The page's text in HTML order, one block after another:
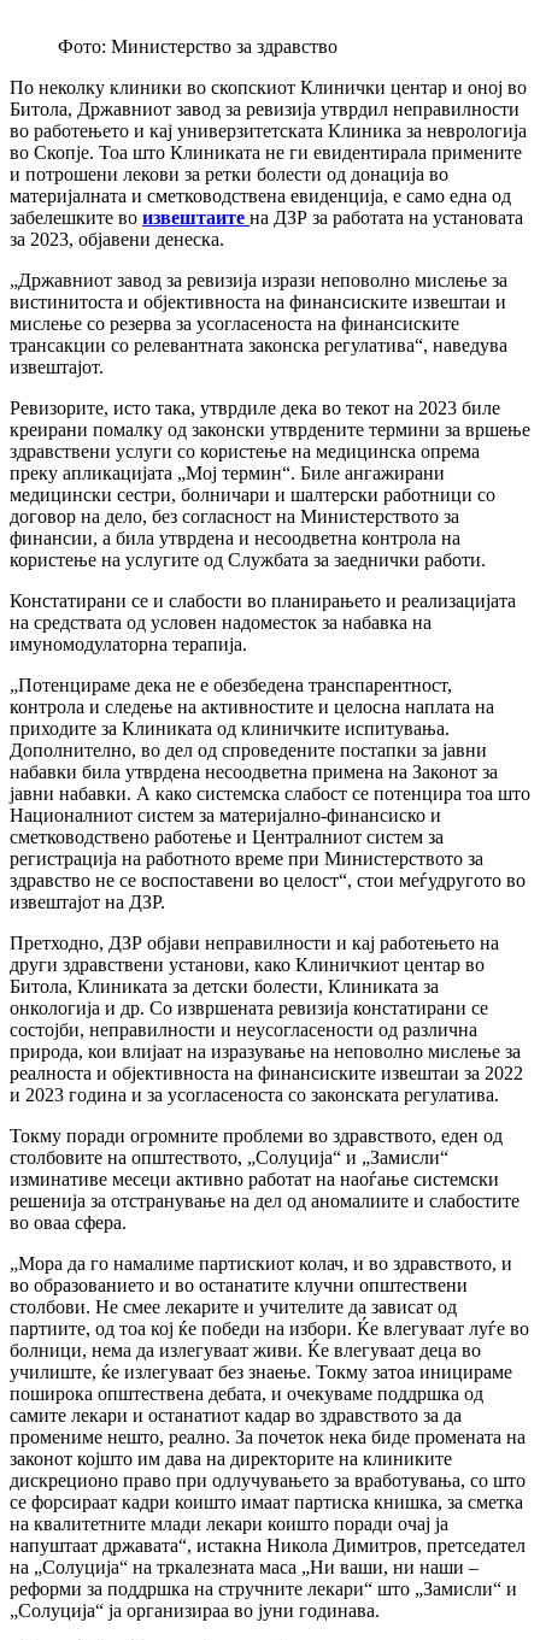
Фото: Министерство за здравство
По неколку клиники во скопскиот Клинички центар и оној во
Битола, Државниот завод за ревизија утврдил неправилности
во работењето и кај универзитетската Клиника за неврологија
во Скопје. Тоа што Клиниката не ги евидентирала примените
и потрошени лекови за ретки болести од донација во
материјалната и сметководствена евиденција, е само една од
забелешките во извештаите на ДЗР за работата на установата
за 2023, објавени денеска.
„Државниот завод за ревизија изрази неповолно мислење за
вистинитоста и објективноста на финансиските извештаи и
мислење со резерва за усогласеноста на финансиските
трансакции со релевантната законска регулатива“, наведува
извештајот.
Ревизорите, исто така, утврдиле дека во текот на 2023 биле
креирани помалку од законски утврдените термини за вршење
здравствени услуги со користење на медицинска опрема
преку апликацијата „Мој термин“. Биле ангажирани
медицински сестри, болничари и шалтерски работници со
договор на дело, без согласност на Министерството за
финансии, а била утврдена и несоодветна контрола на
користење на услугите од Службата за заеднички работи.
Констатирани се и слабости во планирањето и реализацијата
на средствата од условен надоместок за набавка на
имуномодулаторна терапија.
„Потенцираме дека не е обезбедена транспарентност,
контрола и следење на активностите и целосна наплата на
приходите за Клиниката од клиничките испитувања.
Дополнително, во дел од спроведените постапки за јавни
набавки била утврдена несоодветна примена на Законот за
јавни набавки. А како системска слабост се потенцира тоа што
Националниот систем за материјално-финансиско и
сметководствено работење и Централниот систем за
регистрација на работното време при Министерството за
здравство не се воспоставени во целост“, стои меѓудругото во
извештајот на ДЗР.
Претходно, ДЗР објави неправилности и кај работењето на
други здравствени установи, како Клиничкиот центар во
Битола, Клиниката за детски болести, Клиниката за
онкологија и др. Со извршената ревизија констатирани се
состојби, неправилности и неусогласености од различна
природа, кои влијаат на изразување на неповолно мислење за
реалноста и објективноста на финансиските извештаи за 2022
и 2023 година и за усогласеноста со законската регулатива.
Токму поради огромните проблеми во здравството, еден од
столбовите на општеството, „Солуција“ и „Замисли“
изминативе месеци активно работат на наоѓање системски
решенија за отстранување на дел од аномалиите и слабостите
во оваа сфера.
„Мора да го намалиме партискиот колач, и во здравството, и
во образованието и во останатите клучни општествени
столбови. Не смее лекарите и учителите да зависат од
партиите, од тоа кој ќе победи на избори. Ќе влегуваат луѓе во
болници, нема да излегуваат живи. Ќе влегуваат деца во
училиште, ќе излегуваат без знаење. Токму затоа иницираме
поширока општествена дебата, и очекуваме поддршка од
самите лекари и останатиот кадар во здравството за да
промениме нешто, реално. За почеток нека биде промената на
законот којшто им дава на директорите на клиниките
дискреционо право при одлучувањето за вработувања, со што
се форсираат кадри коишто имаат партиска книшка, за сметка
на квалитетните млади лекари коишто поради очај ја
напуштаат државата“, истакна Никола Димитров, претседател
на „Солуција“ на тркалезната маса „Ни ваши, ни наши –
реформи за поддршка на стручните лекари“ што „Замисли“ и
„Солуција“ ја организираа во јуни годинава.